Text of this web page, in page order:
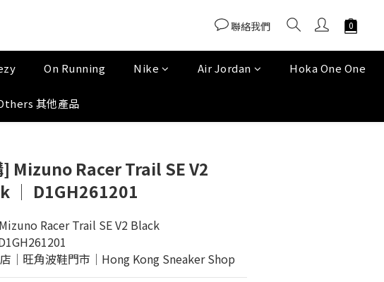
聯絡我們
On Running Nike Air Jordan Hoka One One
其他產品
Mizuno Racer Trail SE V2
│ D1GH261201
Racer Trail SE V2 Black
│旺角波鞋門市│Hong Kong Sneaker Shop